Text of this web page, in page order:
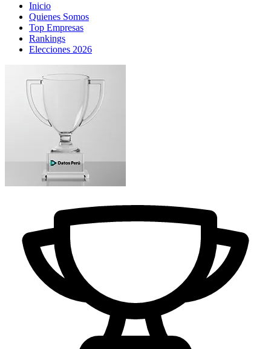
Inicio
Quienes Somos
Top Empresas
Rankings
Elecciones 2026